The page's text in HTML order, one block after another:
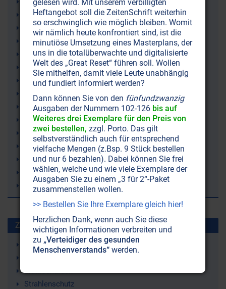
Gesundheitspolitik
WHO
Weltgesundheitsorganisation
Gesundheitsgefahr
Kinder
Behinderungen
Impfzensur
Gesundheit
Mikrozephalie
Atrazin
Zika-Virus
Bill Gates (Bill and Melinda Gates Foundation)
FDA (Food and Drug Administration)
Grippe
Zuletzt gesuchte Stichworte
Wasserkreislauf
Bluthochdruck
Strahlenschutz
gelesen wird. Mit unserem verbilligten
Heftangebot soll die ZeitenSchrift weiterhin
so erschwinglich wie möglich bleiben. Womit
wir nämlich heute konfrontiert sind, ist die
minutiöse Umsetzung eines Masterplans, der
uns in die totalüberwachte und digitalisierte
Welt des „Great Reset“ führen soll. Wollen
Sie mithelfen, damit viele Leute unabhängig
und fundiert informiert werden?
Dann können Sie von den fünfundzwanzig
Ausgaben der Nummern 102-126 bis auf
Weiteres drei Exemplare für den Preis von
zwei bestellen, zzgl. Porto. Das gilt
selbstverständlich auch für entsprechend
vielfache Mengen (z.Bsp. 9 Stück bestellen
und nur 6 bezahlen). Dabei können Sie frei
wählen, welche und wie viele Exemplare der
Ausgaben Sie zu einem „3 für 2“-Paket
zusammenstellen wollen.
>> Bestellen Sie Ihre Exemplare gleich hier!
Herzlichen Dank, wenn auch Sie diese
wichtigen Informationen verbreiten und
zu „Verteidiger des gesunden
Menschenverstands“ werden.